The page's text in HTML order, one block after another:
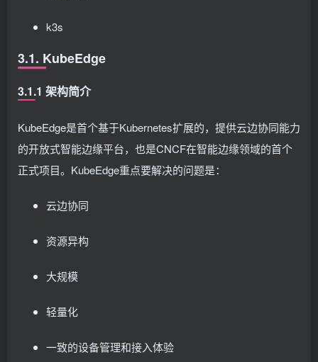
k3s
3.1. KubeEdge
3.1.1 架构简介
KubeEdge是首个基于Kubernetes扩展的，提供云边协同能力
的开放式智能边缘平台，也是CNCF在智能边缘领域的首个
正式项目。KubeEdge重点要解决的问题是：
云边协同
资源异构
大规模
轻量化
一致的设备管理和接入体验